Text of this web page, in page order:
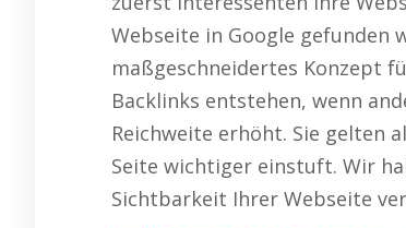
Webseite in Google gefunden
maßgeschneidertes Konzept
Backlinks entstehen, wenn
Reichweite erhöht. Sie gelten
Seite wichtiger einstuft. Wir
Sichtbarkeit Ihrer Webseite